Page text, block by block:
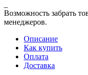
Возможность забрать
менеджеров.
Описание
Как купить
Оплата
Доставка